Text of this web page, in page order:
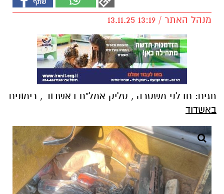
מנהל האתר / 13:19 13.11.25
תגים: חבלני משטרה , סליק אמל"ח באשדוד , רימונים
באשדוד